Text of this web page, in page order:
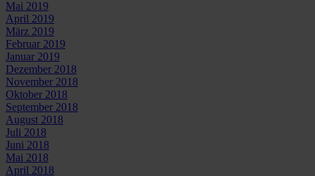
Mai 2019
April 2019
März 2019
Februar 2019
Januar 2019
Dezember 2018
November 2018
Oktober 2018
September 2018
August 2018
Juli 2018
Juni 2018
Mai 2018
April 2018